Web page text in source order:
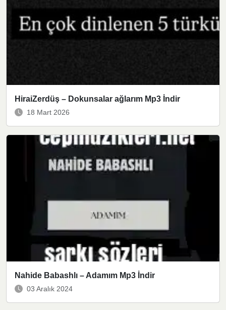
HiraiZerdüş – Dokunsalar ağlarım Mp3 İndir
18 Mart 2026
Nahide Babashlı – Adamım Mp3 İndir
03 Aralık 2024